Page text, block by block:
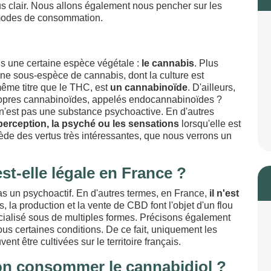
clair. Nous allons également nous pencher sur les
de consommation.
une certaine espèce végétale : le cannabis. Plus
sous-espèce de cannabis, dont la culture est
titre que le THC, est un cannabinoïde. D'ailleurs,
cannabinoïdes, appelés endocannabinoïdes ?
pas une substance psychoactive. En d'autres
la psyché ou les sensations lorsqu'elle est
des vertus très intéressantes, que nous verrons un
elle légale en France ?
un psychoactif. En d'autres termes, en France, il n'est
la production et la vente de CBD font l'objet d'un flou
sous de multiples formes. Précisons également
certaines conditions. De ce fait, uniquement les
être cultivées sur le territoire français.
consommer le cannabidiol ?